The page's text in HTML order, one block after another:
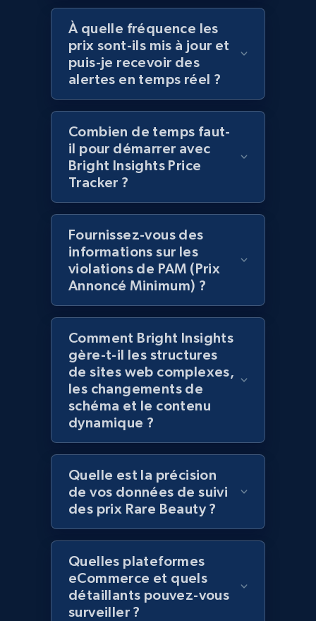
more.
2.1K+ 375+ Commencer
Collecting products by keyword search
Title, Seller name, Brand, Description, Initial
price, Currency, Availability, Reviews count, and
2.1K+ 375+ Commencer
Amazon products global dataset - Collects
products by best sellers category URL
Title, Seller name, Brand, Description, Initial
price, Currency, Availability, Reviews count, and
2.1K+ 375+ Commencer
Amazon products global dataset - Collect
Amazon products by seller URL
Title, Seller name, Brand, Description, Initial
price, Currency, Availability, Reviews count, and
more.
2.1K+ 375+ Commencer
À quelle fréquence les
prix sont-ils mis à jour et
puis-je recevoir des
alertes en temps réel ?
Combien de temps faut-
il pour démarrer avec
Bright Insights Price
Tracker ?
Fournissez-vous des
informations sur les
violations de PAM (Prix
Annoncé Minimum) ?
Comment Bright Insights
gère-t-il les structures
de sites web complexes,
les changements de
schéma et le contenu
dynamique ?
Quelle est la précision
de vos données de suivi
des prix Rare Beauty ?
Quelles plateformes
eCommerce et quels
détaillants pouvez-vous
surveiller ?